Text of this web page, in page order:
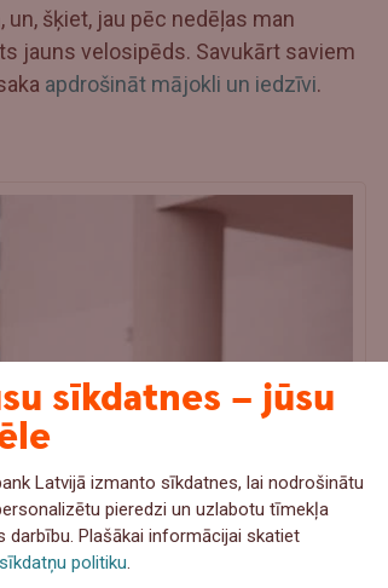
šķiet, jau pēc nedēļas man
jauns velosipēds. Savukārt saviem
apdrošināt mājokli un iedzīvi.
sīkdatnes – jūsu
Latvijā izmanto sīkdatnes, lai nodrošinātu
pieredzi un uzlabotu tīmekļa
darbību. Plašākai informācijai skatiet
sīkdatņu politiku